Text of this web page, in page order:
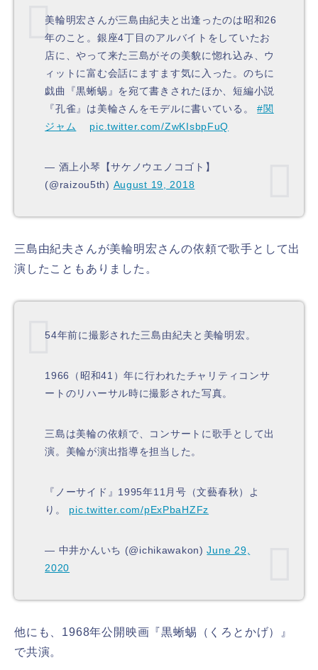
美輪明宏さんが三島由紀夫と出逢ったのは昭和26
年のこと。銀座4丁目のアルバイトをしていたお
店に、やって来た三島がその美貌に惚れ込み、ウ
ィットに富む会話にますます気に入った。のちに
戯曲『黒蜥蜴』を宛て書きされたほか、短編小説
『孔雀』は美輪さんをモデルに書いている。#関
ジャム
pic.twitter.com/ZwKIsbpFuQ
— 酒上小琴【サケノウエノコゴト】
(@raizou5th) August 19, 2018
三島由紀夫さんが美輪明宏さんの依頼で歌手として出
演したこともありました。
54年前に撮影された三島由紀夫と美輪明宏。
1966（昭和41）年に行われたチャリティコンサ
ートのリハーサル時に撮影された写真。
三島は美輪の依頼で、コンサートに歌手として出
演。美輪が演出指導を担当した。
『ノーサイド』1995年11月号（文藝春秋）よ
り。 pic.twitter.com/pExPbaHZFz
— 中井かんいち (@ichikawakon)June 29,
2020
他にも、1968年公開映画『黒蜥蜴（くろとかげ）』
で共演。